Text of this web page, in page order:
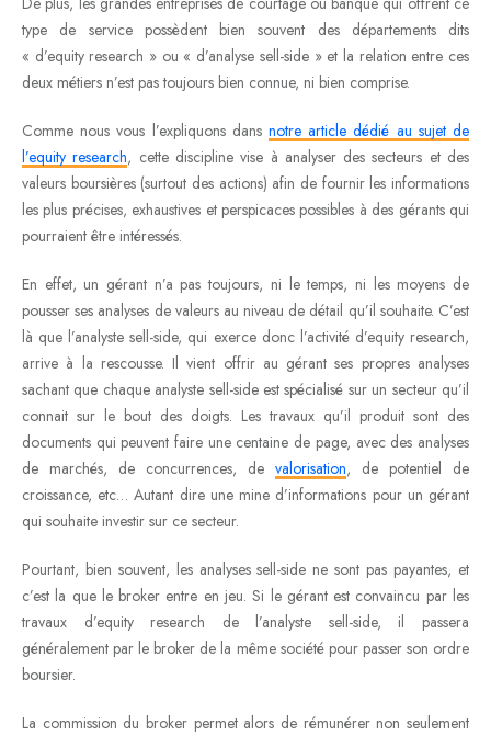
type de service possèdent bien souvent des départements dits
« d’equity research » ou « d’analyse sell-side » et la relation entre ces
deux métiers n’est pas toujours bien connue, ni bien comprise.
Comme nous vous l’expliquons dans notre article dédié au sujet de
l’equity research, cette discipline vise à analyser des secteurs et des
valeurs boursières (surtout des actions) afin de fournir les informations
les plus précises, exhaustives et perspicaces possibles à des gérants qui
pourraient être intéressés.
En effet, un gérant n’a pas toujours, ni le temps, ni les moyens de
pousser ses analyses de valeurs au niveau de détail qu’il souhaite. C’est
là que l’analyste sell-side, qui exerce donc l’activité d’equity research,
arrive à la rescousse. Il vient offrir au gérant ses propres analyses
sachant que chaque analyste sell-side est spécialisé sur un secteur qu’il
connait sur le bout des doigts. Les travaux qu’il produit sont des
documents qui peuvent faire une centaine de page, avec des analyses
de marchés, de concurrences, de valorisation, de potentiel de
croissance, etc… Autant dire une mine d’informations pour un gérant
qui souhaite investir sur ce secteur.
Pourtant, bien souvent, les analyses sell-side ne sont pas payantes, et
c’est la que le broker entre en jeu. Si le gérant est convaincu par les
travaux d’equity research de l’analyste sell-side, il passera
généralement par le broker de la même société pour passer son ordre
boursier.
La commission du broker permet alors de rémunérer non seulement